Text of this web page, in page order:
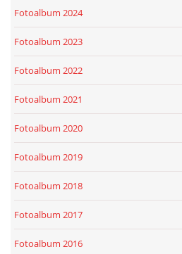
Fotoalbum 2024
Fotoalbum 2023
Fotoalbum 2022
Fotoalbum 2021
Fotoalbum 2020
Fotoalbum 2019
Fotoalbum 2018
Fotoalbum 2017
Fotoalbum 2016